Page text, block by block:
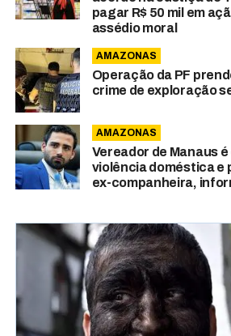
pagar R$ 50 mil em
assédio moral
AMAZONAS
Operação da PF
crime de exploração
AMAZONAS
Vereador de Manaus
violência doméstica
ex-companheira,